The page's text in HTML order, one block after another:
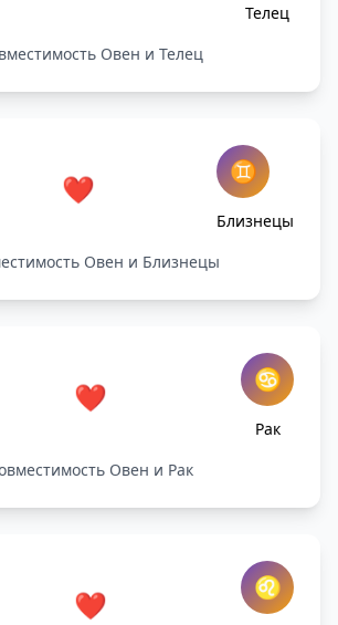
Телец
Овен и Телец
❤️ ♊
Близнецы
Овен и Близнецы
❤️ ♋
Рак
Овен и Рак
❤️ ♌